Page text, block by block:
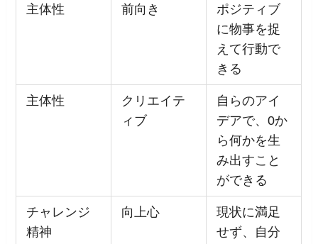
主体性 前向き
ポジティブ
に物事を捉
えて行動で
きる
主体性
クリエイテ
ィブ
自らのアイ
デアで、0か
ら何かを生
み出すこと
ができる
チャレンジ
精神
向上心
現状に満足
せず、自分